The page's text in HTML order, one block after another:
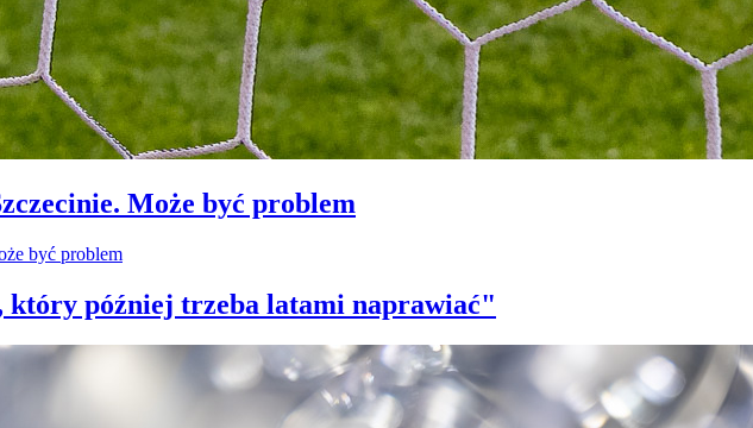
Może być problem
który później trzeba latami naprawiać"